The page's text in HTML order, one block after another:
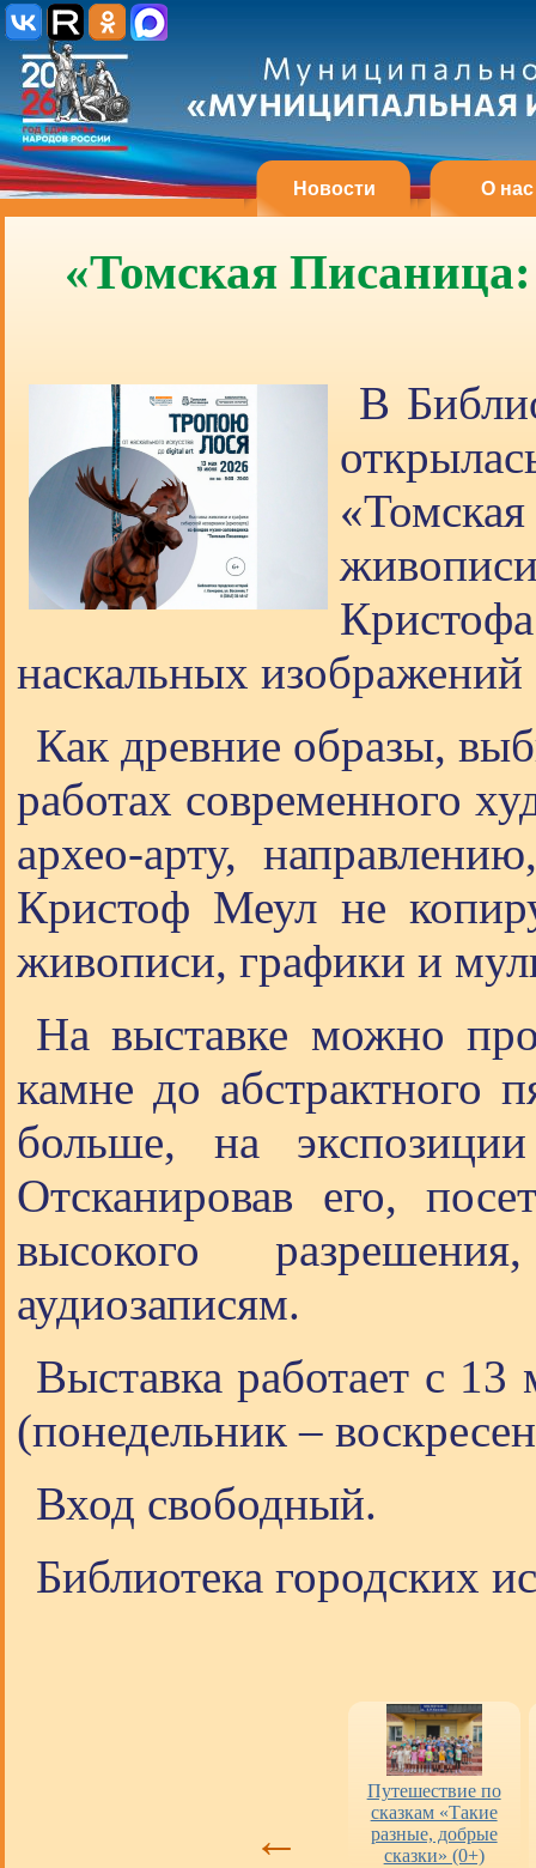
Новости О нас
«Томская Писаница:
В
наскальных
Как древние образы,
работах современного
архео-арту,
Кристоф Меул не
живописи, графики и
На выставке можно
камне до абстрактного
больше, на
Отсканировав его,
высокого
аудиозаписям.
Выставка работает с
(понедельник –
Вход свободный.
Библиотека городских
←
Путешествие по
сказкам «Такие
разные, добрые
сказки» (0+)